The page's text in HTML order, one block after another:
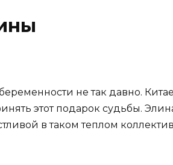
не так давно.
этот подарок судьбы.
в таком теплом